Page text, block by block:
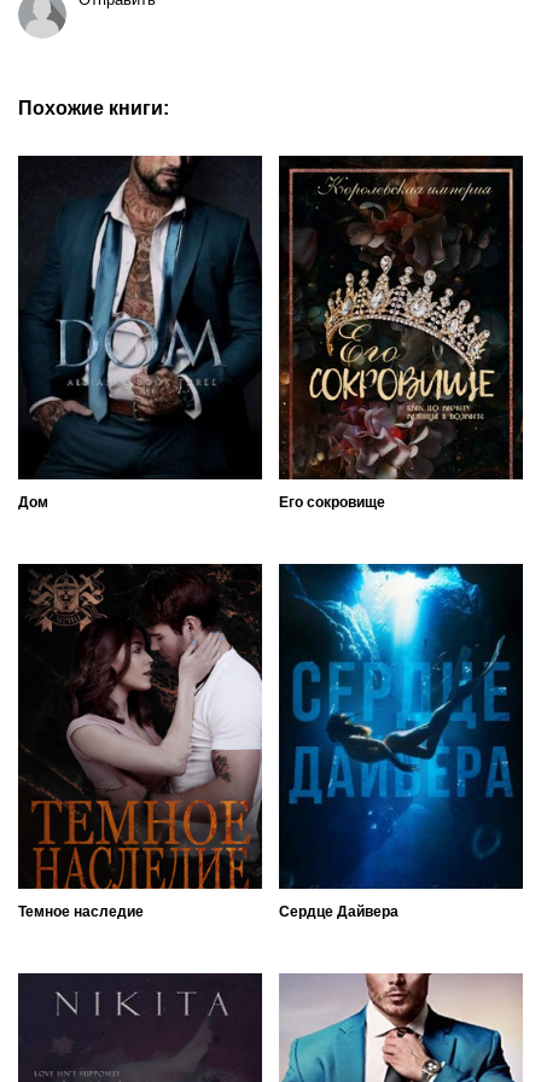
Похожие книги:
Дом Его сокровище
Темное наследие Сердце Дайвера